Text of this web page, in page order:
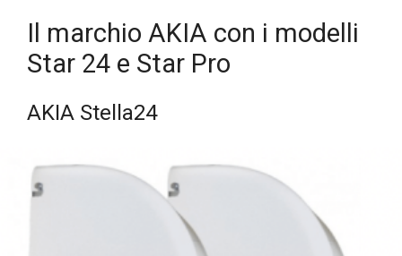
Il marchio AKIA con i modelli
Star 24 e Star Pro
AKIA Stella24